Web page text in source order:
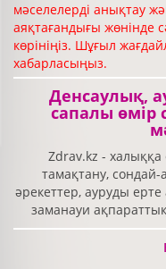
мәселелерді анықтау
аяқтағандығы жөнінде
көрініңіз. Шұғыл
хабарласыңыз.
Денсаулық,
сапалы өмір
Zdrav.kz - халыққа
тамақтану, сондай-
әрекеттер, ауруды
заманауи